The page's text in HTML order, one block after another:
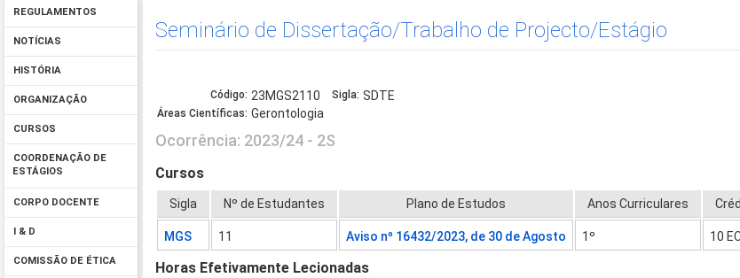
REGULAMENTOS
NOTÍCIAS
HISTÓRIA
ORGANIZAÇÃO
CURSOS
COORDENAÇÃO DE
ESTÁGIOS
CORPO DOCENTE
I & D
COMISSÃO DE ÉTICA
Seminário de Dissertação/Trabalho de Projecto/Estágio
Código: 23MGS2110 Sigla: SDTE
Áreas Científicas: Gerontologia
Ocorrência: 2023/24 - 2S
Cursos
Sigla Nº de Estudantes Plano de Estudos Anos Curriculares
MGS 11 Aviso nº 16432/2023, de 30 de Agosto 1º 10
Horas Efetivamente Lecionadas